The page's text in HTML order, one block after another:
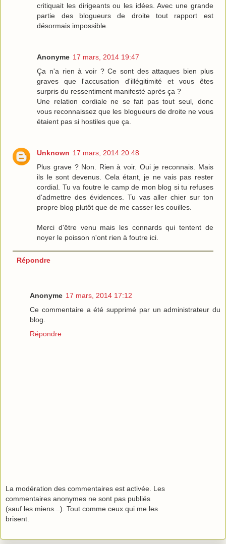
critiquait les dirigeants ou les idées. Avec une grande
partie des blogueurs de droite tout rapport est
désormais impossible.
Anonyme 17 mars, 2014 19:47
Ça n'a rien à voir ? Ce sont des attaques bien plus
graves que l'accusation d'illégitimité et vous êtes
surpris du ressentiment manifesté après ça ?
Une relation cordiale ne se fait pas tout seul, donc
vous reconnaissez que les blogueurs de droite ne vous
étaient pas si hostiles que ça.
Unknown 17 mars, 2014 20:48
Plus grave ? Non. Rien à voir. Oui je reconnais. Mais
ils le sont devenus. Cela étant, je ne vais pas rester
cordial. Tu va foutre le camp de mon blog si tu refuses
d'admettre des évidences. Tu vas aller chier sur ton
propre blog plutôt que de me casser les couilles.
Merci d'être venu mais les connards qui tentent de
noyer le poisson n'ont rien à foutre ici.
Répondre
Anonyme 17 mars, 2014 17:12
Ce commentaire a été supprimé par un administrateur du
blog.
Répondre
La modération des commentaires est activée. Les
commentaires anonymes ne sont pas publiés
(sauf les miens...). Tout comme ceux qui me les
brisent.